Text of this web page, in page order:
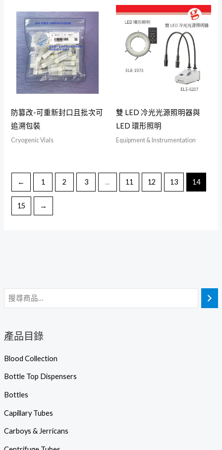
產品目錄
Blood Collection
Bottle Top Dispensers
Bottles
Capillary Tubes
Carboys & Jerricans
防篡改-可重新封口且批次可
追溯包裝
Cryogenic Vials
雙 LED 冷光光源照明器與
LED 環形照明
Equipment & Instrumentation
← 1 2 3 ... 11 12 13 14
15 →